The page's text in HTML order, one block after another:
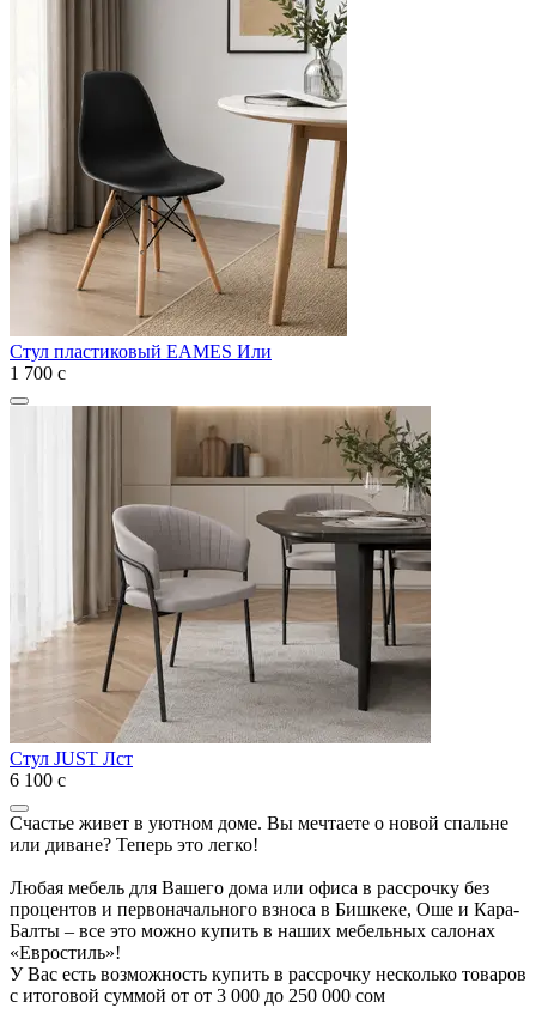
Стул пластиковый EAMES Или
1 700 с
Стул JUST Лст
6 100 с
Счастье живет в уютном доме. Вы мечтаете о новой спальне
или диване? Теперь это легко!
Любая мебель для Вашего дома или офиса в рассрочку без
процентов и первоначального взноса в Бишкеке, Оше и Кара-
Балты – все это можно купить в наших мебельных салонах
«Евростиль»!
У Вас есть возможность купить в рассрочку несколько товаров
с итоговой суммой от от 3 000 до 250 000 сом